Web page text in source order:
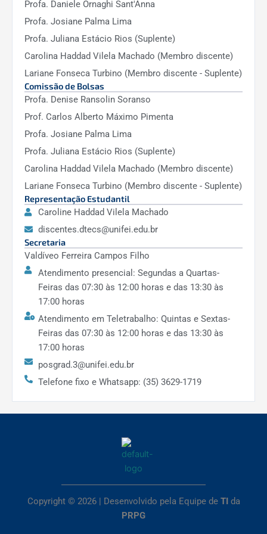
Jesus Antonio Garcia Sanchez).
KTH Royal Institute of Technology de
Stockholm. Início de parceria de pesquisa
com o pesquisador Rafael Laurenti
Universidad Nacional de Colombia –
parceria com a pesquisadora Tânia Pérez-
de Estudios de Género, com orientação
da mestranda Thábata Caroline Ferraz
Alves, palestra sobre tecnologias de
gênero e debates promovidos entre a
Universidade colombiana e o PPG-DTECS.
(Docente Carlos Alberto Maximo
Pimenta).
Concordia University –Canadá. Parceria e
colaboração em pesquisas mediada por
Shahin Hashtrudi Zad (Docente Antonio
Carlos Zambroni de Souza).
Universidade Industrial de Santander (UIS)
na Colômbia. Parceria e colaboração em
Begambre, com coorientação de
trabalhos de mestrado e doutorado em
andamento em medicina na área de
Inteligência Artificial. Esta colaboração
permitiu o intercâmbio de curta duração
realizados um workshop e uma palestra.
(Docente Jesus Antonio Garcia Sanchez)
entre o Departamento de Transportes da
Profa. Daniele Ornaghi Sant'Anna
Profa. Josiane Palma Lima
Profa. Juliana Estácio Rios (Suplente)
Carolina Haddad Vilela Machado (Membro discente)
Lariane Fonseca Turbino (Membro discente - Suplente)
Comissão de Bolsas
Profa. Denise Ransolin Soranso
Prof. Carlos Alberto Máximo Pimenta
Profa. Josiane Palma Lima
Profa. Juliana Estácio Rios (Suplente)
Carolina Haddad Vilela Machado (Membro discente)
Lariane Fonseca Turbino (Membro discente - Suplente)
Representação Estudantil
Caroline Haddad Vilela Machado
discentes.dtecs@unifei.edu.br
Secretaria
Valdíveo Ferreira Campos Filho
Atendimento presencial: Segundas a Quartas-
Feiras das 07:30 às 12:00 horas e das 13:30 às
17:00 horas
Atendimento em Teletrabalho: Quintas e Sextas-
Feiras das 07:30 às 12:00 horas e das 13:30 às
17:00 horas
posgrad.3@unifei.edu.br
Telefone fixo e Whatsapp: (35) 3629-1719
Copyright © 2026 | Desenvolvido pela Equipe de TI da
PRPG